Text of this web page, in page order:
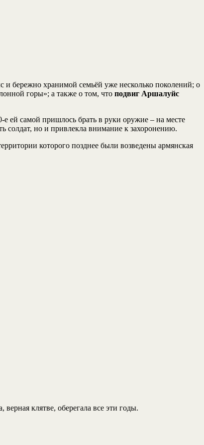
бережно хранимой семьёй уже несколько поколений; о
горы»; а также о том, что подвиг Аршалуйс
ей самой пришлось брать в руки оружие – на месте
солдат, но и привлекла внимание к захоронению.
которого позднее были возведены армянская
клятве, оберегала все эти годы.